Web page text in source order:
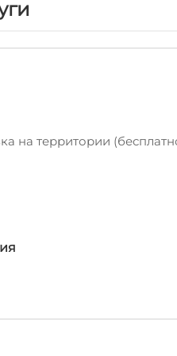
набережная,
на территории
территории
в номерах